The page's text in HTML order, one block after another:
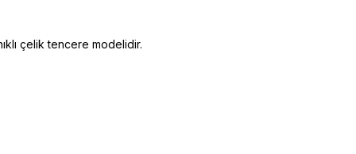
çelik tencere modelidir.